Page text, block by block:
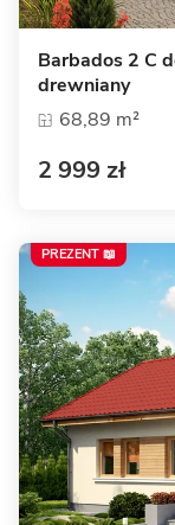
Barbados 2 C
drewniany
68,89 m²
2 999 zł
PREZENT 📖